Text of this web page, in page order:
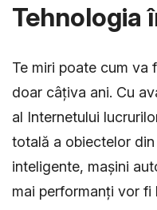
Tehnologia
Te miri poate cum va
doar câțiva ani. Cu
al Internetului
totală a obiectelor
inteligente, mașini
mai performanți vor fi